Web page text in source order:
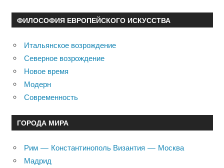
ФИЛОСОФИЯ ЕВРОПЕЙСКОГО ИСКУССТВА
Итальянское возрождение
Северное возрождение
Новое время
Модерн
Современность
ГОРОДА МИРА
Рим — Константинополь Византия — Москва
Мадрид